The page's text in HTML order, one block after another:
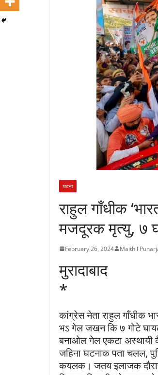
घटना
राहुल गाँधीक
मजदूरक मृत्यु, ७
February 26, 2024 Maithil
मुरादाबाद
*
कांग्रेस नेता राहुल गाँधीक
भऽ गेल जखन कि ७ गोटे
बनाओल गेल एकटा
जहिना घटनाक पता चलल,
कयलक। जतय इलाजक